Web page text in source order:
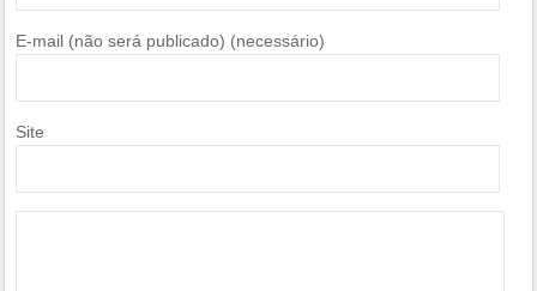
E-mail (não será publicado) (necessário)
Site